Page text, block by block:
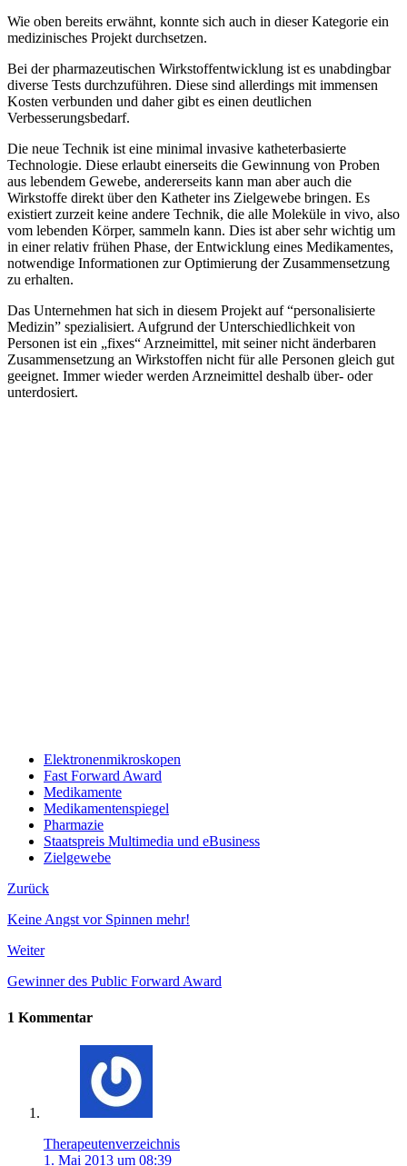
Wie oben bereits erwähnt, konnte sich auch in dieser Kategorie ein
medizinisches Projekt durchsetzen.
Bei der pharmazeutischen Wirkstoffentwicklung ist es unabdingbar
diverse Tests durchzuführen. Diese sind allerdings mit immensen
Kosten verbunden und daher gibt es einen deutlichen
Verbesserungsbedarf.
Die neue Technik ist eine minimal invasive katheterbasierte
Technologie. Diese erlaubt einerseits die Gewinnung von Proben
aus lebendem Gewebe, andererseits kann man aber auch die
Wirkstoffe direkt über den Katheter ins Zielgewebe bringen. Es
existiert zurzeit keine andere Technik, die alle Moleküle in vivo, also
vom lebenden Körper, sammeln kann. Dies ist aber sehr wichtig um
in einer relativ frühen Phase, der Entwicklung eines Medikamentes,
notwendige Informationen zur Optimierung der Zusammensetzung
zu erhalten.
Das Unternehmen hat sich in diesem Projekt auf “personalisierte
Medizin” spezialisiert. Aufgrund der Unterschiedlichkeit von
Personen ist ein „fixes“ Arzneimittel, mit seiner nicht änderbaren
Zusammensetzung an Wirkstoffen nicht für alle Personen gleich gut
geeignet. Immer wieder werden Arzneimittel deshalb über- oder
unterdosiert.
Elektronenmikroskopen
Fast Forward Award
Medikamente
Medikamentenspiegel
Pharmazie
Staatspreis Multimedia und eBusiness
Zielgewebe
Zurück
Keine Angst vor Spinnen mehr!
Weiter
Gewinner des Public Forward Award
1 Kommentar
Therapeutenverzeichnis
1. Mai 2013 um 08:39